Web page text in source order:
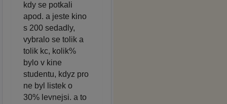
kdy se potkali
apod. a jeste kino
s 200 sedadly,
vybralo se tolik a
tolik kc, kolik%
bylo v kine
studentu, kdyz pro
ne byl listek o
30% levnejsi. a to